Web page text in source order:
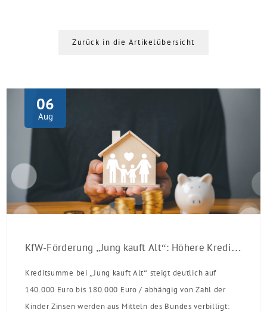
Zurück in die Artikelübersicht
06
Aug
KfW-Förderung „Jung kauft Alt“: Höhere Kredite ab August 2026
Kreditsumme bei „Jung kauft Alt“ steigt deutlich auf
140.000 Euro bis 180.000 Euro / abhängig von Zahl der
Kinder Zinsen werden aus Mitteln des Bundes verbilligt: